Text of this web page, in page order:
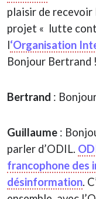
plaisir de
projet « lutte
l‘Organisation
Bonjour Bertrand !
Bertrand :
Guillaume :
parler d’ODIL.
francophone des
désinformation.